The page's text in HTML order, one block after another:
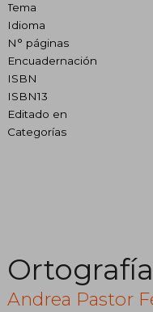
Tema
Idioma
N° páginas
Encuadernación
ISBN
ISBN13
Editado en
Categorías
Ortografía
Andrea Pastor